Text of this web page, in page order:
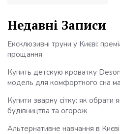
Недавні Записи
Ексклюзивні труни у Києві:
прощання
Купить детскую кроватку
модель для комфортного сна
Купити зварну сітку: як обрати
будівництва та огорож
Альтернативне навчання в